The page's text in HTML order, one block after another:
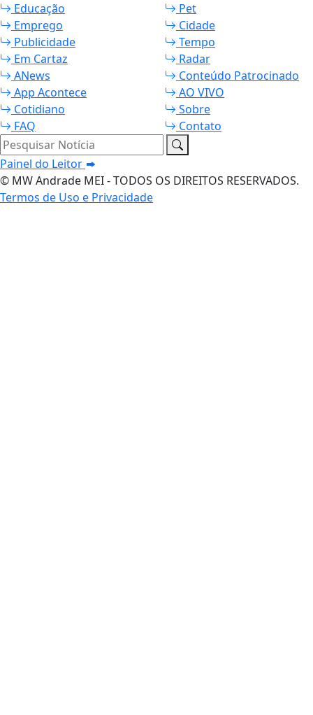
Educação
Pet
Emprego
Cidade
Publicidade
Tempo
Em Cartaz
Radar
ANews
Conteúdo Patrocinado
App Acontece
AO VIVO
Cotidiano
Sobre
FAQ
Contato
Pesquisar Notícia
Painel do Leitor
© MW Andrade MEI - TODOS OS DIREITOS RESERVADOS.
Termos de Uso e Privacidade